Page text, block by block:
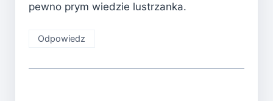
pewno prym wiedzie lustrzanka.
Odpowiedz